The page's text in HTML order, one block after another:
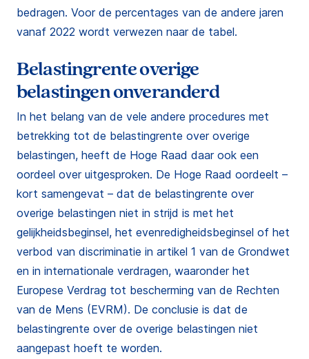
bedragen. Voor de percentages van de andere jaren
vanaf 2022 wordt verwezen naar de tabel.
Belastingrente overige
belastingen onveranderd
In het belang van de vele andere procedures met
betrekking tot de belastingrente over overige
belastingen, heeft de Hoge Raad daar ook een
oordeel over uitgesproken. De Hoge Raad oordeelt –
kort samengevat – dat de belastingrente over
overige belastingen niet in strijd is met het
gelijkheidsbeginsel, het evenredigheidsbeginsel of het
verbod van discriminatie in artikel 1 van de Grondwet
en in internationale verdragen, waaronder het
Europese Verdrag tot bescherming van de Rechten
van de Mens (EVRM). De conclusie is dat de
belastingrente over de overige belastingen niet
aangepast hoeft te worden.